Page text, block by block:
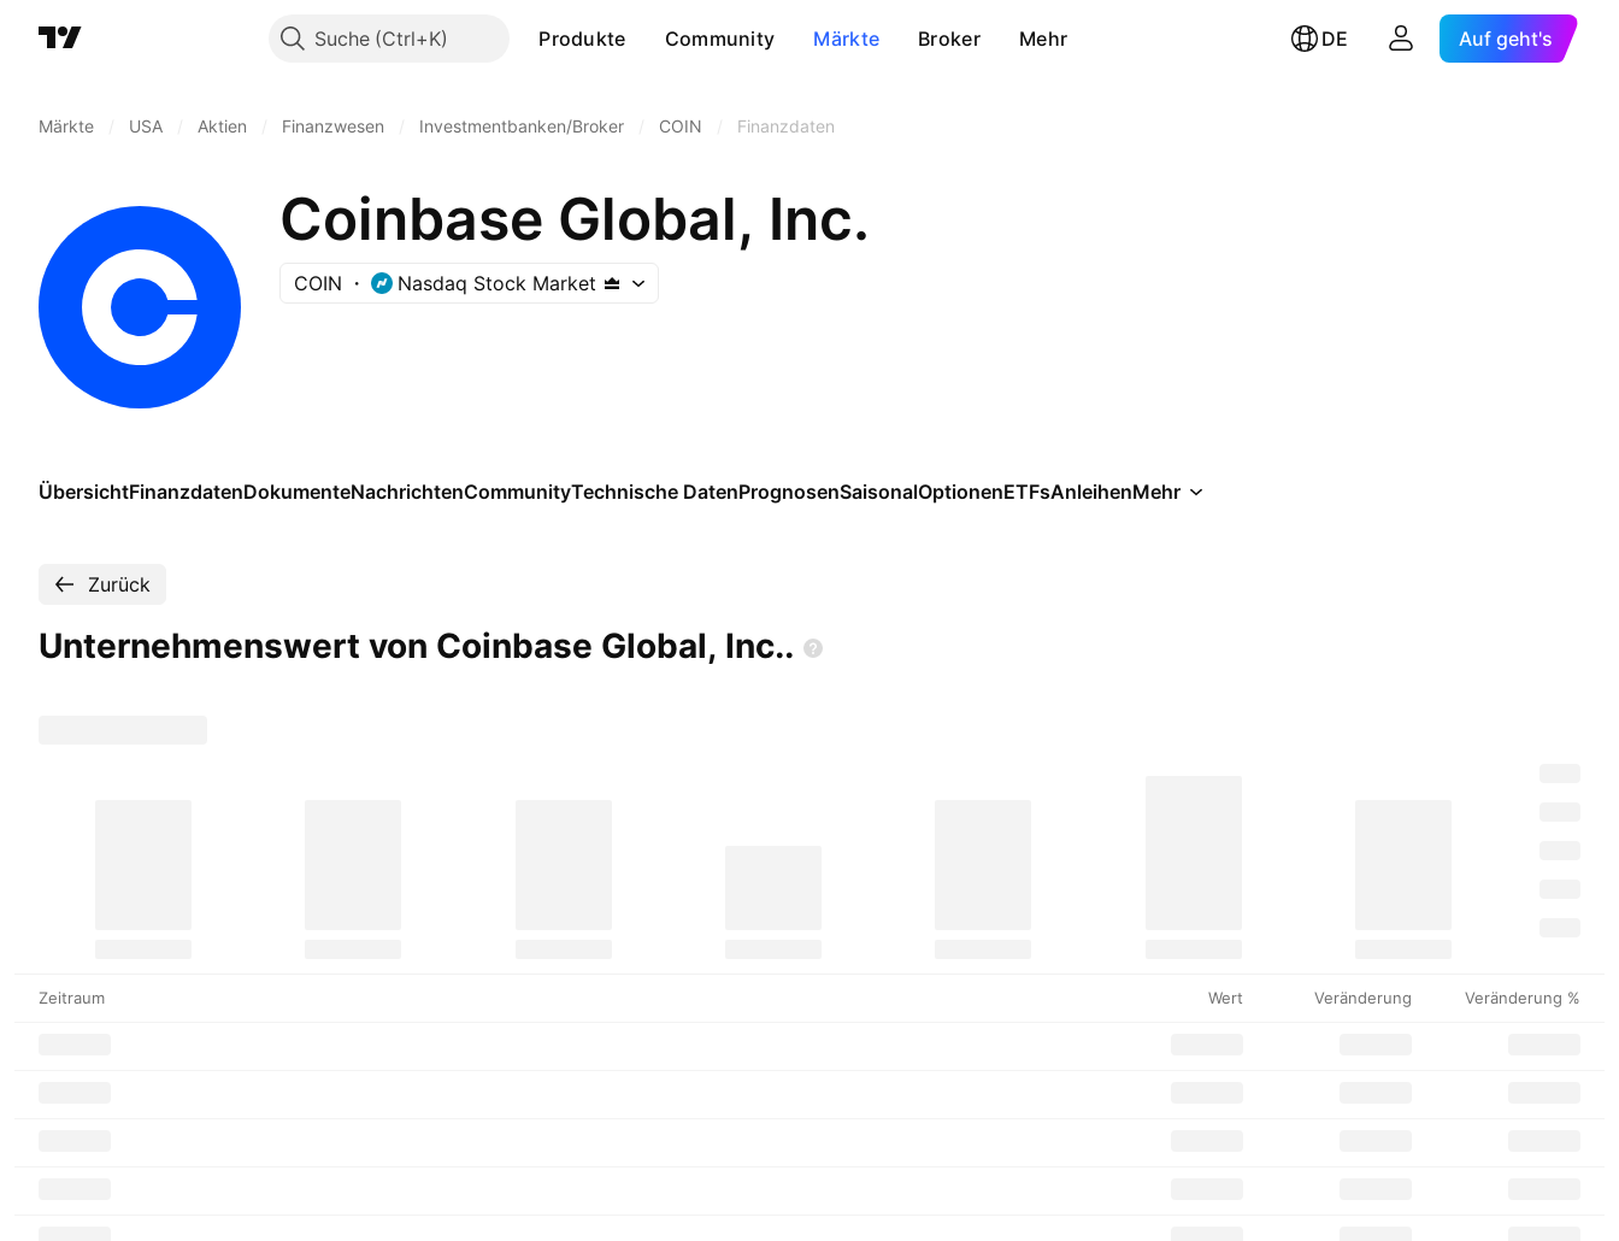
Suche Produkte Community Märkte Broker Mehr DE Auf geht's
Märkte USA Aktien Finanzwesen Investmentbanken/Broker COIN Finanzdaten
Coinbase Global, Inc.
COIN Nasdaq Stock Market
ÜbersichtFinanzdatenDokumenteNachrichtenCommunityTechnische DatenPrognosenSaisonalOptionenETFsAnleihenMehr
Zurück
Unternehmenswert von Coinbase Global, Inc..
Zeitraum Wert Veränderung Veränderung %